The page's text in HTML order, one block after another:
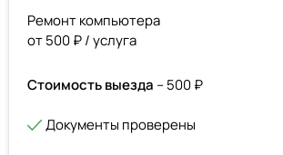
Ремонт компьютера
от 500 ₽ / услуга
Стоимость выезда – 500 ₽
Документы проверены